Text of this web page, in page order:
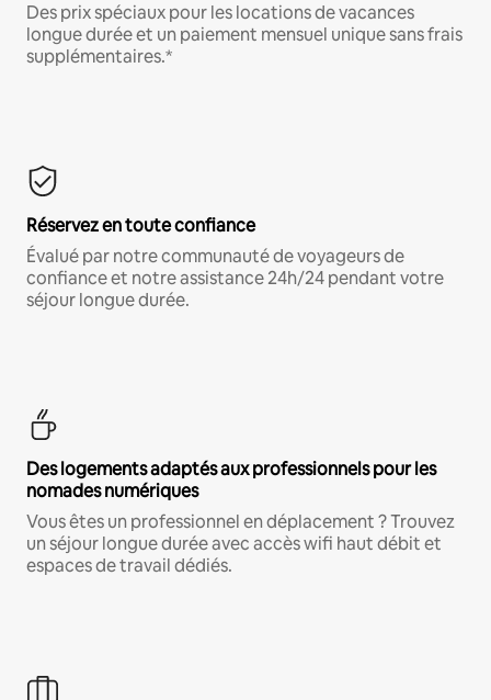
Des prix spéciaux pour les locations de vacances
longue durée et un paiement mensuel unique sans frais
supplémentaires.*
Réservez en toute confiance
Évalué par notre communauté de voyageurs de
confiance et notre assistance 24h/24 pendant votre
séjour longue durée.
Des logements adaptés aux professionnels pour les
nomades numériques
Vous êtes un professionnel en déplacement ? Trouvez
un séjour longue durée avec accès wifi haut débit et
espaces de travail dédiés.